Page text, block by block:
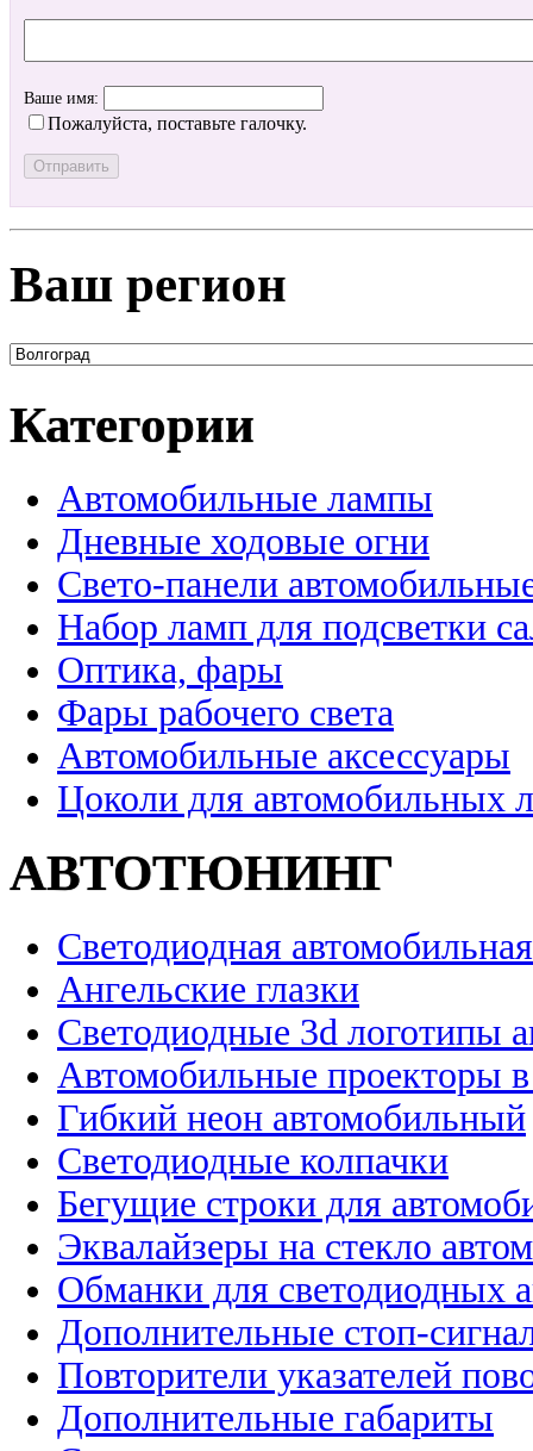
Ваше имя:
Пожалуйста, поставьте галочку.
Ваш регион
Категории
Автомобильные лампы
Дневные ходовые огни
Свето-панели
Набор ламп для подсветки
Оптика, фары
Фары рабочего света
Автомобильные аксессуары
Цоколи для автомобильных
АВТОТЮНИНГ
Светодиодная
Ангельские глазки
Светодиодные 3d логотипы
Автомобильные проекторы
Гибкий неон автомобильный
Светодиодные колпачки
Бегущие строки для
Эквалайзеры на стекло
Обманки для светодиодных
Дополнительные стоп-
Повторители указателей
Дополнительные габариты